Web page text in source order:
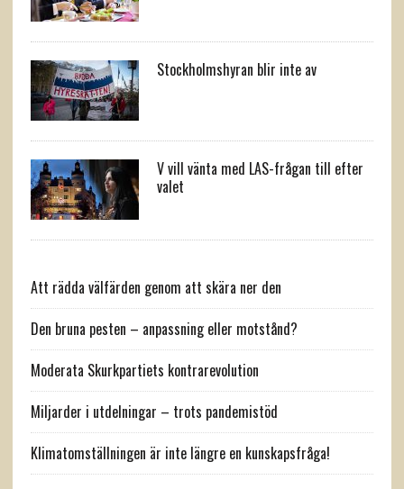
Stockholmshyran blir inte av
V vill vänta med LAS-frågan till efter
valet
Att rädda välfärden genom att skära ner den
Den bruna pesten – anpassning eller motstånd?
Moderata Skurkpartiets kontrarevolution
Miljarder i utdelningar – trots pandemistöd
Klimatomställningen är inte längre en kunskapsfråga!